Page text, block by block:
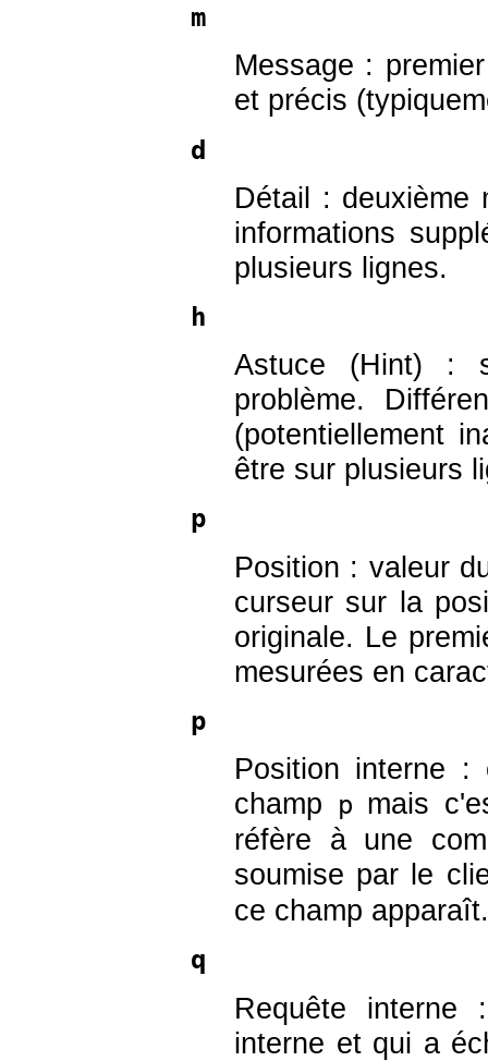
m
Message :
et précis
d
Détail : deuxième
informations
plusieurs lignes.
h
Astuce (Hint) :
problème.
(potentiellement
être sur plusieurs
p
Position : valeur
curseur sur la
originale. Le
mesurées en
p
Position interne
champ
p mais
réfère à une
soumise par le
ce champ apparaît.
q
Requête interne
interne et qui a